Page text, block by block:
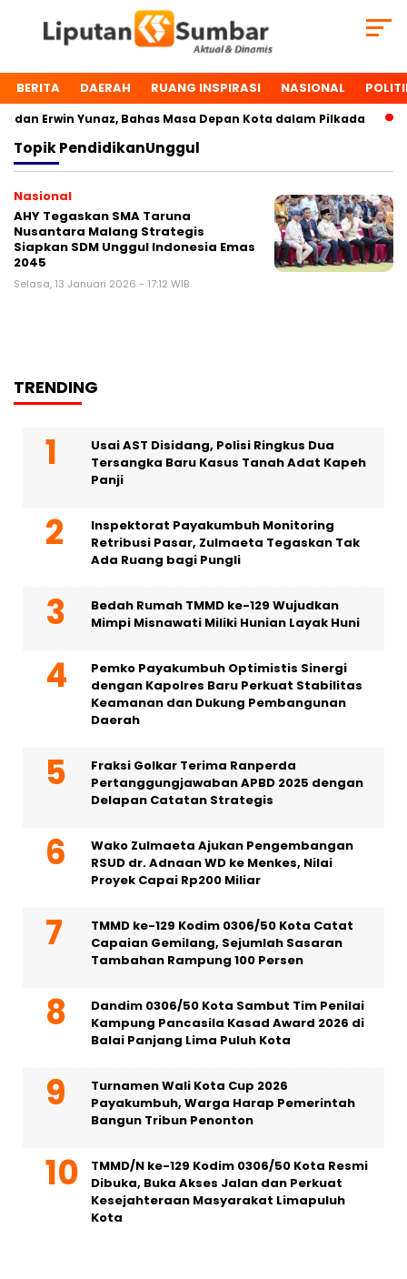
BERITA DAERAH RUANG INSPIRASI NASIONAL
Erwin Yunaz, Bahas Masa Depan Kota dalam Pilkada
TopikPendidikanUnggul
Nasional
AHY Tegaskan SMA Taruna
Nusantara Malang Strategis
Siapkan SDM Unggul Indonesia Emas
2045
Selasa, 13 Januari 2026 - 17:12 WIB
TRENDING
Usai AST Disidang, Polisi Ringkus Dua
Tersangka Baru Kasus Tanah Adat Kapeh
Panji
Inspektorat Payakumbuh Monitoring
Retribusi Pasar, Zulmaeta Tegaskan Tak
Ada Ruang bagi Pungli
Bedah Rumah TMMD ke-129 Wujudkan
Mimpi Misnawati Miliki Hunian Layak Huni
Pemko Payakumbuh Optimistis Sinergi
dengan Kapolres Baru Perkuat Stabilitas
Keamanan dan Dukung Pembangunan
Daerah
Fraksi Golkar Terima Ranperda
Pertanggungjawaban APBD 2025 dengan
Delapan Catatan Strategis
Wako Zulmaeta Ajukan Pengembangan
RSUD dr. Adnaan WD ke Menkes, Nilai
Proyek Capai Rp200 Miliar
TMMD ke-129 Kodim 0306/50 Kota Catat
Capaian Gemilang, Sejumlah Sasaran
Tambahan Rampung 100 Persen
Dandim 0306/50 Kota Sambut Tim Penilai
Kampung Pancasila Kasad Award 2026 di
Balai Panjang Lima Puluh Kota
Turnamen Wali Kota Cup 2026
Payakumbuh, Warga Harap Pemerintah
Bangun Tribun Penonton
TMMD/N ke-129 Kodim 0306/50 Kota Resmi
Dibuka, Buka Akses Jalan dan Perkuat
Kesejahteraan Masyarakat Limapuluh
Kota